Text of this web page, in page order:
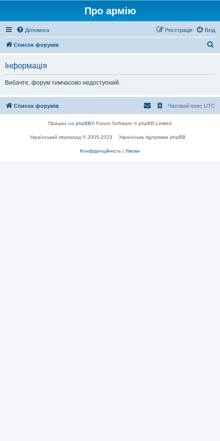
Про армію
Допомога Вхід
Реєстрація
Список форумів
Інформація
Вибачте, форум тимчасово недоступний.
Список форумів Часовий пояс UTC
Працює на phpBB® Forum Software © phpBB Limited
Український переклад © 2005-2023 Українська підтримка phpBB
Конфіденційність | Умови